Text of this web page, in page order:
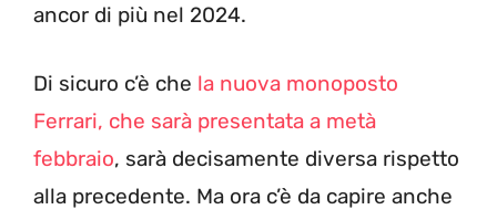
ancor di più nel 2024.
Di sicuro c’è che la nuova monoposto
Ferrari, che sarà presentata a metà
febbraio, sarà decisamente diversa rispetto
alla precedente. Ma ora c’è da capire anche